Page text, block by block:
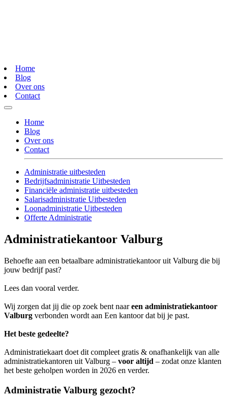
Home
Blog
Over ons
Contact
Home
Blog
Over ons
Contact
Administratie uitbesteden
Bedrijfsadministratie Uitbesteden
Financiële administratie uitbesteden
Salarisadministratie Uitbesteden
Loonadministratie Uitbesteden
Offerte Administratie
Administratiekantoor Valburg
Behoefte aan een betaalbare administratiekantoor uit Valburg die bij
jouw bedrijf past?
Lees dan vooral verder.
Wij zorgen dat jij die op zoek bent naareen administratiekantoor
Valburg verbonden wordt aan Een kantoor dat bij je past.
Het beste gedeelte?
Administratiekaart doet dit compleet gratis & onafhankelijk van alle
administratiekantoren uit Valburg – voor altijd – zodat onze klanten
het beste geholpen worden in 2026 en verder.
Administratie Valburg gezocht?